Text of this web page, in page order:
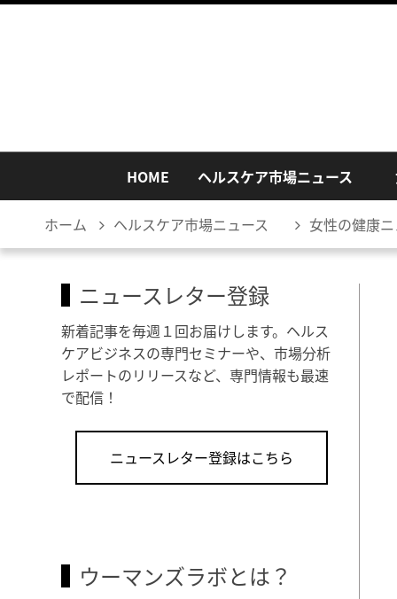
HOME ヘルスケア市場ニュース
ホーム ヘルスケア市場ニュース 女性の健康
ニュースレター登録
新着記事を毎週１回お届けします。ヘルス
ケアビジネスの専門セミナーや、市場分析
レポートのリリースなど、専門情報も最速
で配信！
ニュースレター登録はこちら
ウーマンズラボとは？